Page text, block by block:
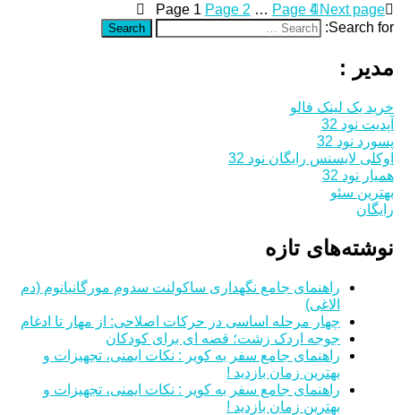
Page 1 Page 2 … Page 4 Next page
Search for:
Search
مدیر :
خرید بک لینک فالو
آپدیت نود 32
پسورد نود 32
اوکلی لایسنس رایگان نود 32
همیار نود 32
بهترین سئو
رایگان
نوشته‌های تازه
راهنمای جامع نگهداری ساکولنت سدوم مورگانیانوم (دم
الاغی)
چهار مرحله اساسی در حرکات اصلاحی: از مهار تا ادغام
جوجه اردک زشت؛ قصه ای برای کودکان
راهنمای جامع سفر به کویر : نکات ایمنی، تجهیزات و
بهترین زمان بازدید !
راهنمای جامع سفر به کویر : نکات ایمنی، تجهیزات و
بهترین زمان بازدید !